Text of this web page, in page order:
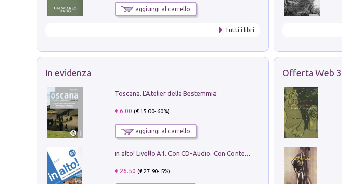
aggiungi al carrello
Tutti i libri
In evidenza
Toscana. L'Atelier della Bestemmia
€ 6.00 (€15.00- 60%)
aggiungi al carrello
€ 26.50 (€27.90- 5%)
Offerta Web 3